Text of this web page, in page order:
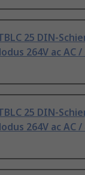
25 DIN-
264V ac AC /
25 DIN-
264V ac AC /